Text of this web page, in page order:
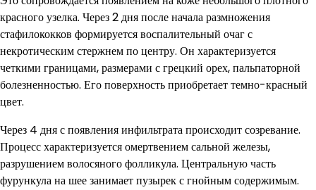
красного узелка. Через 2 дня после начала размножения
стафилококков формируется воспалительный очаг с
некротическим стержнем по центру. Он характеризуется
четкими границами, размерами с грецкий орех, пальпаторной
болезненностью. Его поверхность приобретает темно-красный
цвет.
Через 4 дня с появления инфильтрата происходит созревание.
Процесс характеризуется омертвением сальной железы,
разрушением волосяного фолликула. Центральную часть
фурункула на шее занимает пузырек с гнойным содержимым.